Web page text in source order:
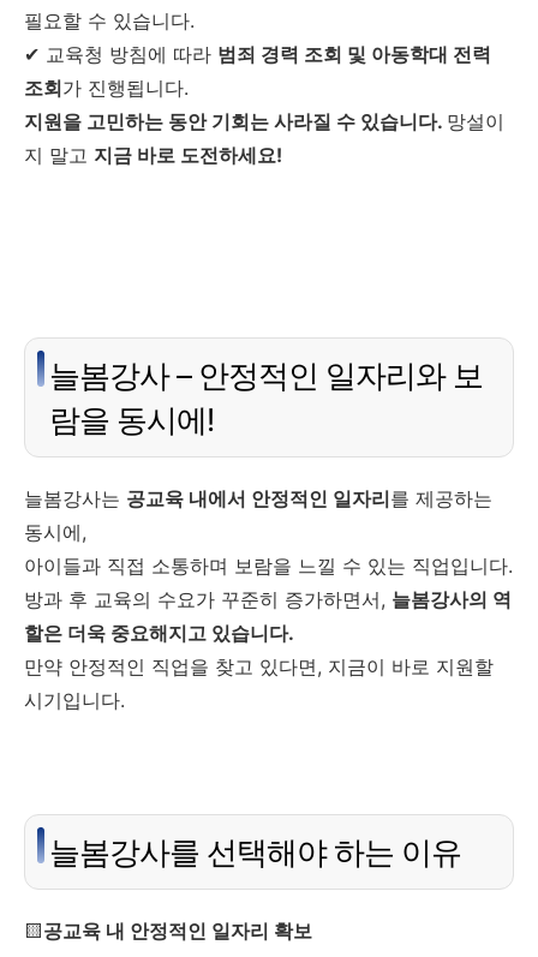
필요할 수 있습니다.
✔ 교육청 방침에 따라 범죄 경력 조회 및 아동학대 전력
조회가 진행됩니다.
지원을 고민하는 동안 기회는 사라질 수 있습니다. 망설이
지 말고 지금 바로 도전하세요!
늘봄강사 – 안정적인 일자리와 보
람을 동시에!
늘봄강사는 공교육 내에서 안정적인 일자리를 제공하는
동시에,
아이들과 직접 소통하며 보람을 느낄 수 있는 직업입니다.
방과 후 교육의 수요가 꾸준히 증가하면서, 늘봄강사의 역
할은 더욱 중요해지고 있습니다.
만약 안정적인 직업을 찾고 있다면, 지금이 바로 지원할
시기입니다.
늘봄강사를 선택해야 하는 이유
🟨공교육 내 안정적인 일자리 확보